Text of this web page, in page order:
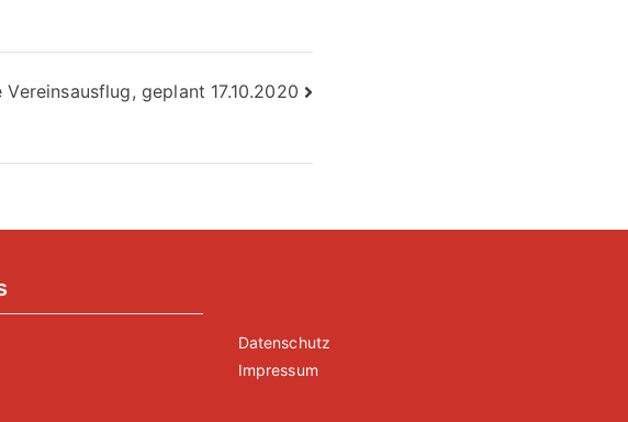
Vereinsausflug, geplant 17.10.2020
Datenschutz
Impressum